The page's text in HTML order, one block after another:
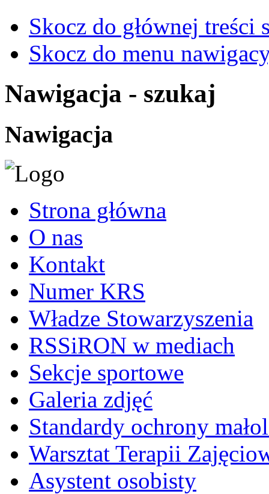
Skocz do głównej treści
Skocz do menu
Nawigacja - szukaj
Nawigacja
Strona główna
O nas
Kontakt
Numer KRS
Władze Stowarzyszenia
RSSiRON w mediach
Sekcje sportowe
Galeria zdjęć
Standardy ochrony
Warsztat Terapii
Asystent osobisty